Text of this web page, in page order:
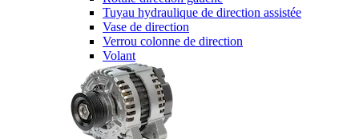
Tuyau hydraulique de direction assistée
Vase de direction
Verrou colonne de direction
Volant